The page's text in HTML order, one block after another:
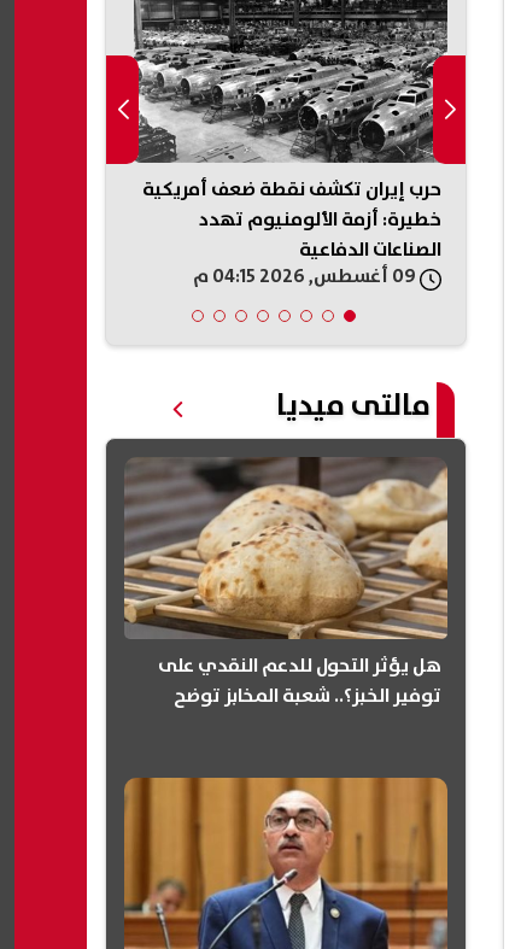
حرب إيران تكشف نقطة ضعف أمريكية
خطيرة: أزمة الألومنيوم تهدد
الصناعات الدفاعية
مالتى ميديا
هل يؤثر التحول للدعم النقدي على
توفير الخبز؟.. شعبة المخابز توضح